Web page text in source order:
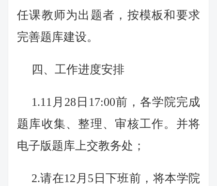
任课教师为出题者，按模板和要求
完善题库建设。
四、工作进度安排
1.11月28日17:00前，各学院完成
题库收集、整理、审核工作。并将
电子版题库上交教务处；
2.请在12月5日下班前，将本学院